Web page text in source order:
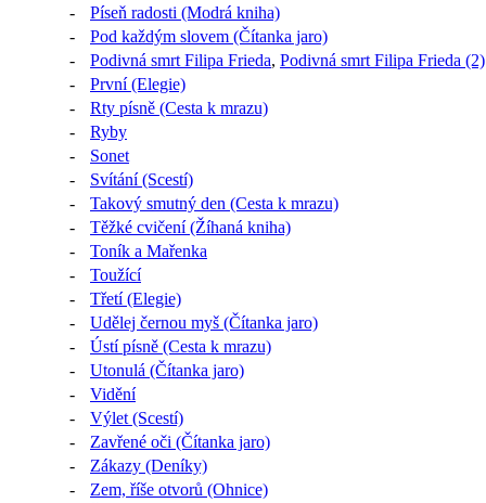
-
Píseň radosti (Modrá kniha)
-
Pod každým slovem (Čítanka jaro)
-
Podivná smrt Filipa Frieda, Podivná smrt Filipa Frieda (2)
-
První (Elegie)
-
Rty písně (Cesta k mrazu)
-
Ryby
-
Sonet
-
Svítání (Scestí)
-
Takový smutný den (Cesta k mrazu)
-
Těžké cvičení (Žíhaná kniha)
-
Toník a Mařenka
-
Toužící
-
Třetí (Elegie)
-
Udělej černou myš (Čítanka jaro)
-
Ústí písně (Cesta k mrazu)
-
Utonulá (Čítanka jaro)
-
Vidění
-
Výlet (Scestí)
-
Zavřené oči (Čítanka jaro)
-
Zákazy (Deníky)
-
Zem, říše otvorů (Ohnice)